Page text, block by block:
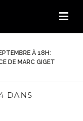
À 18H:
DE MARC GIGET
DANS